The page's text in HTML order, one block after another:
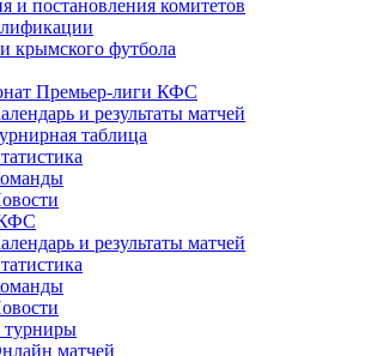
и постановления комитетов
крымского футбола
Премьер-лиги КФС
и результаты матчей
таблица
и результаты матчей
турниры
матчей